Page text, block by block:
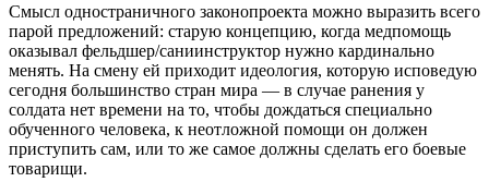
Смысл одностраничного законопроекта можно выразить всего
парой предложений: старую концепцию, когда медпомощь
оказывал фельдшер/саниинструктор нужно кардинально
менять. На смену ей приходит идеология, которую исповедую
сегодня большинство стран мира — в случае ранения у
солдата нет времени на то, чтобы дождаться специально
обученного человека, к неотложной помощи он должен
приступить сам, или то же самое должны сделать его боевые
товарищи.